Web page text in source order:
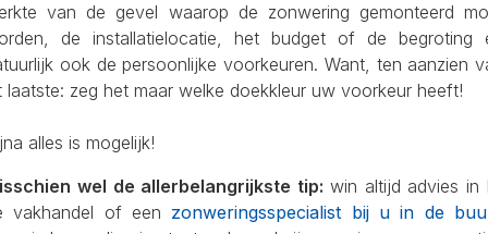
van de gevel waarop de zonwering gemonteerd
de installatielocatie, het budget of de begroting
ook de persoonlijke voorkeuren. Want, ten aanzien
laatste: zeg het maar welke doekkleur uw voorkeur heeft!
alles is mogelijk!
wel de allerbelangrijkste tip: win altijd advies in
vakhandel of een zonweringsspecialist bij u in de